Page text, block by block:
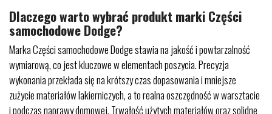
Dlaczego warto wybrać produkt marki Części
samochodowe Dodge?
Marka Części samochodowe Dodge stawia na jakość i powtarzalność
wymiarową, co jest kluczowe w elementach poszycia. Precyzja
wykonania przekłada się na krótszy czas dopasowania i mniejsze
zużycie materiałów lakierniczych, a to realna oszczędność w warsztacie
i podczas naprawy domowej. Trwałość użytych materiałów oraz solidne